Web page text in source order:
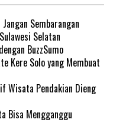
Jangan Sembarangan
Selatan
BuzzSumo
Kere Solo yang Membuat
Wisata Pendakian Dieng
Bisa Mengganggu